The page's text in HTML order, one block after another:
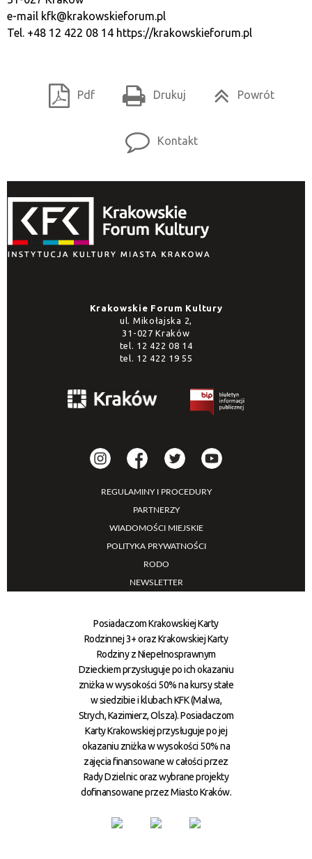
e-mail kfk@krakowskieforum.pl
Tel. +48 12 422 08 14 https://krakowskieforum.pl
Pdf Drukuj Powrót
Kontakt
Krakowskie Forum Kultury
ul. Mikołajska 2,
31-027 Kraków
tel. 12 422 08 14
tel. 12 422 19 55
REGULAMINY I PROCEDURY
PARTNERZY
WIADOMOŚCI MIEJSKIE
POLITYKA PRYWATNOŚCI
RODO
NEWSLETTER
Posiadaczom Krakowskiej Karty
Rodzinnej 3+ oraz Krakowskiej Karty
Rodziny z Niepełnosprawnym
Dzieckiem przysługuje po ich okazaniu
zniżka w wysokości 50% na kursy stałe
w siedzibie i klubach KFK (Malwa,
Strych, Kazimierz, Olsza). Posiadaczom
Karty Krakowskiej przysługuje po jej
okazaniu zniżka w wysokości 50% na
zajęcia finansowane w całości przez
Rady Dzielnic oraz wybrane projekty
dofinansowane przez Miasto Kraków.